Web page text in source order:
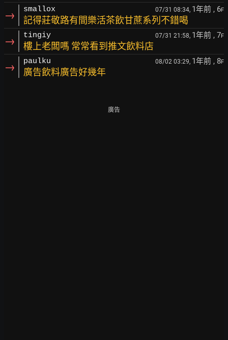
→ smallox 07/31 08:34, 1年前 , 6F
記得莊敬路有間樂活茶飲甘蔗系列不錯喝
→ tingiy 07/31 21:58, 1年前 , 7F
樓上老闆嗎 常常看到推文飲料店
→ paulku 08/02 03:29, 1年前 , 8F
廣告飲料廣告好幾年
廣告